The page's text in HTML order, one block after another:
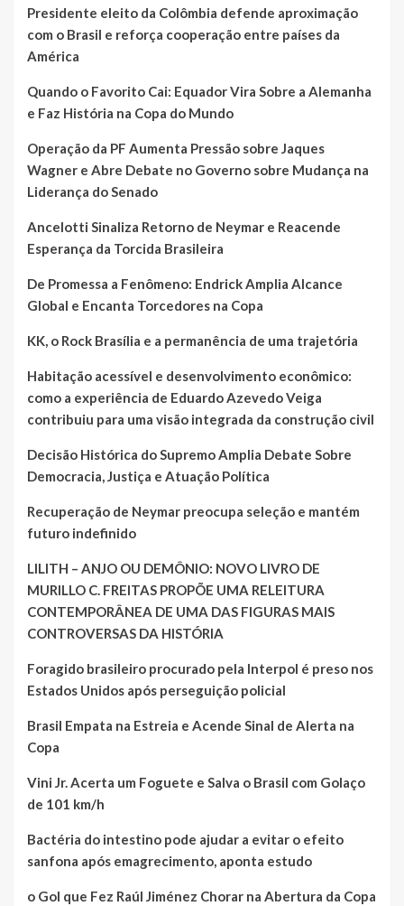
Presidente eleito da Colômbia defende aproximação
com o Brasil e reforça cooperação entre países da
América
Quando o Favorito Cai: Equador Vira Sobre a Alemanha
e Faz História na Copa do Mundo
Operação da PF Aumenta Pressão sobre Jaques
Wagner e Abre Debate no Governo sobre Mudança na
Liderança do Senado
Ancelotti Sinaliza Retorno de Neymar e Reacende
Esperança da Torcida Brasileira
De Promessa a Fenômeno: Endrick Amplia Alcance
Global e Encanta Torcedores na Copa
KK, o Rock Brasília e a permanência de uma trajetória
Habitação acessível e desenvolvimento econômico:
como a experiência de Eduardo Azevedo Veiga
contribuiu para uma visão integrada da construção civil
Decisão Histórica do Supremo Amplia Debate Sobre
Democracia, Justiça e Atuação Política
Recuperação de Neymar preocupa seleção e mantém
futuro indefinido
LILITH – ANJO OU DEMÔNIO: NOVO LIVRO DE
MURILLO C. FREITAS PROPÕE UMA RELEITURA
CONTEMPORÂNEA DE UMA DAS FIGURAS MAIS
CONTROVERSAS DA HISTÓRIA
Foragido brasileiro procurado pela Interpol é preso nos
Estados Unidos após perseguição policial
Brasil Empata na Estreia e Acende Sinal de Alerta na
Copa
Vini Jr. Acerta um Foguete e Salva o Brasil com Golaço
de 101 km/h
Bactéria do intestino pode ajudar a evitar o efeito
sanfona após emagrecimento, aponta estudo
o Gol que Fez Raúl Jiménez Chorar na Abertura da Copa